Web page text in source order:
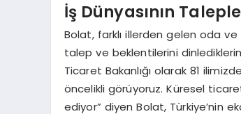
İş Dünyasının
Bolat, farklı illerden gelen oda
talep ve beklentilerini
Ticaret Bakanlığı olarak 81
öncelikli görüyoruz. Küresel
ediyor” diyen Bolat, Türkiye’nin